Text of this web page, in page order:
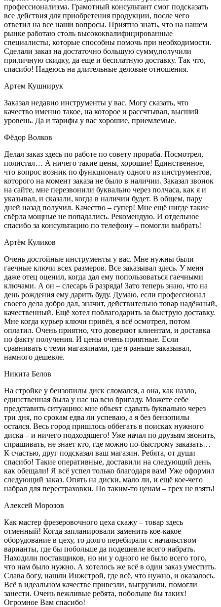
профессионализма. Грамотный консультант смог подсказать
все действия для приобретения продукции, после чего
ответил на все наши вопросы. Приятно знать, что на нашем
рынке работаю столь высококвалифицированные
специалисты, которые способны помочь при необходимости.
Сделали заказ на достаточно большую сумму,получили
приличную скидку, да еще и бесплатную доставку. Так что,
спасибо! Надеюсь на длительные деловые отношения.
Артем Кушнирук
Заказал недавно инструменты у вас. Могу сказать, что
качество именно такое, на которое и рассчтывал, высший
уровень. Да и тарифы у вас хорошие, приемлемые.
Фёдор Волков
Делал заказ здесь по работе по совету прораба. Посмотрел,
полистал… А ничего такие цены, хорошие! Единственное,
что вопрос возник по функционалу одного из инструментов,
которого на момент заказа не было в наличии. Заказал звонок
на сайте, мне перезвонили буквально через полчаса, как я и
указывал, и сказали, когда в наличии будет. В общем, пару
дней назад получил. Качество – супер! Мне ещё нигде такие
свёрла мощные не попадались. Рекомендую. И отдельное
спасибо за консультацию по телефону – помогли выбрать!
Артём Куликов
Очень достойные инструменты у вас. Мне нужны были
гаечные ключи всех размеров. Все заказывал здесь. У меня
даже отец оценил, когда дал ему попользоваться гаечными
ключами. А он – слесарь 6 разряда! Зато теперь знаю, что на
день рождения ему дарить буду. Думаю, если профессионал
своего дела добро дал, значит, действительно товар надёжный,
качественный. Ещё хотел поблагодарить за быструю доставку.
Мне когда курьер ключи привёз, я всё осмотрел, потом
оплатил. Очень приятно, что доверяют клиентам, и доставка
по факту получения. И цены очень приятные. Если
сравнивать с теми магазинами, где я раньше заказывал,
намного дешевле.
Никита Белов
На стройке у бензопилы диск сломался, а она, как назло,
единственная была у нас на всю бригаду. Можете себе
представить ситуацию: мне объект сдавать буквально через
три дня, по срокам едва ли успеваю, а я без бензопилы
остался. Весь город пришлось оббегать в поисках нужного
диска – и ничего подходящего! Уже начал по друзьям звонить,
спрашивать, не знает кто, где можно по-быстрому заказать…
К счастью, друг подсказал ваш магазин. Ребята, от души
спасибо! Такие оперативные, доставили на следующий день,
как обещали! Я всё успел только благодаря вам! Уже оформил
следующий заказ. Опять на диски, мало ли, и ещё кое-чего
набрал для перестраховки. По таким-то ценам – грех не взять!
Алексей Морозов
Как мастер фрезеровочного цеха скажу – товар здесь
отменный! Когда запланировали заменить кое-какое
оборудование в цеху, то долго перебирали с начальством
варианты, где бы побольше да подешевле всего набрать.
Находили поставщиков, но ни у одного не было всего того,
что нам было нужно. А хотелось же всё в один заказ уместить.
Слава богу, нашли Инжстрой, где всё, что нужно, и оказалось.
Всё в идеальном качестве привезли, выгрузили, помогли
занести. Очень вежливые ребята, побольше бы таких!
Огромное Вам спасибо!